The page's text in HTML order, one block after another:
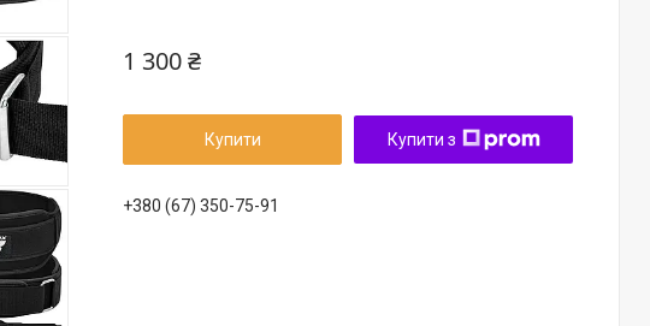
1 300 ₴
Купити Купити з
+380 (67) 350-75-91